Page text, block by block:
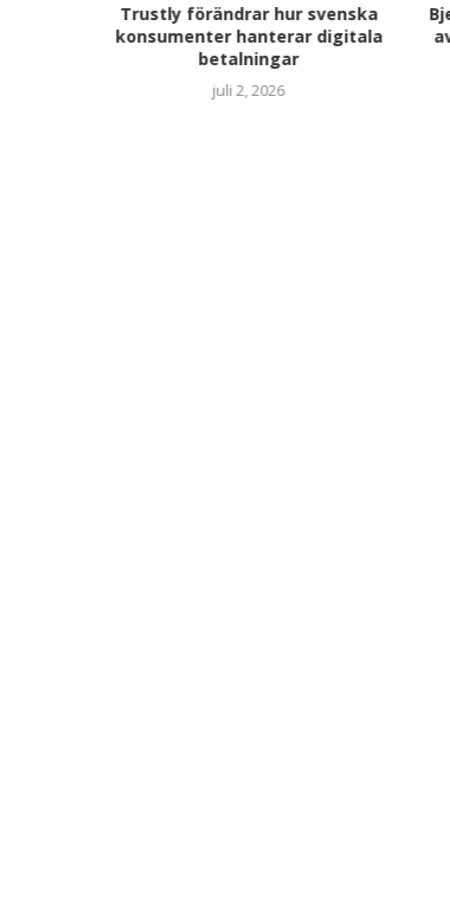
Trustly förändrar hur svenska
konsumenter hanterar digitala
betalningar
juli 2, 2026